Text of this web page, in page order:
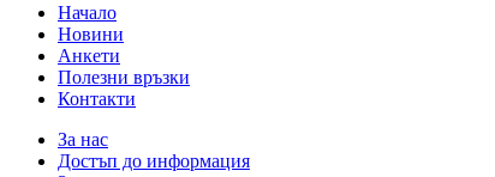
Начало
Новини
Анкети
Полезни връзки
Контакти
За нас
Достъп до информация